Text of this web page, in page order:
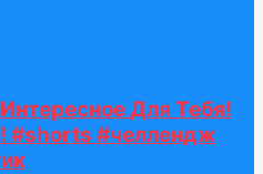
Для Тебя!
#shorts #челлендж